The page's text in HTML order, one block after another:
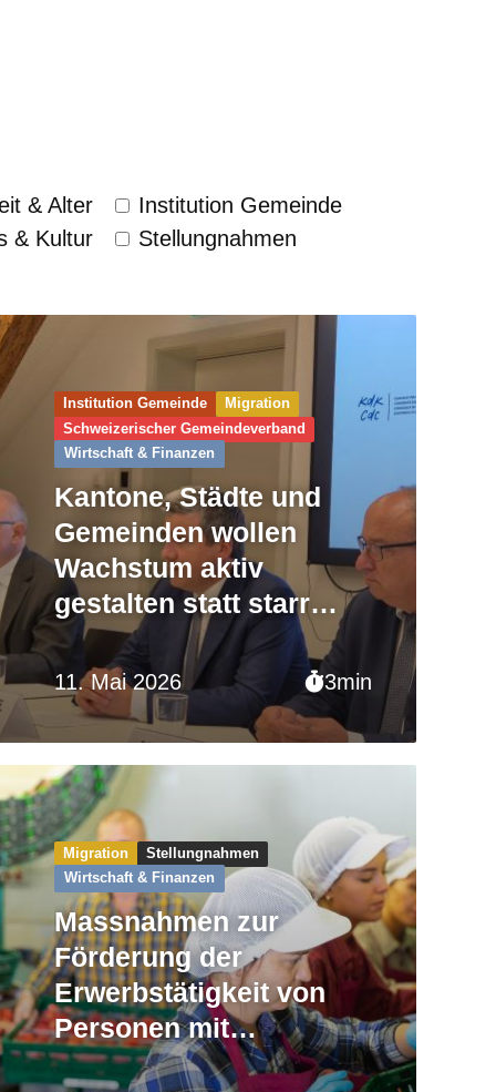
& Alter
Institution Gemeinde
& Kultur
Stellungnahmen
11. Mai 2026 3min
Institution Gemeinde
Migration
Schweizerischer Gemeinde­verband
Wirtschaft & Finanzen
Kantone, Städte und
Gemeinden wollen
Wachstum aktiv
gestalten statt starr
begrenzen
Migration
Stellungnahmen
Wirtschaft & Finanzen
Massnahmen zur
Förderung der
Erwerbstätigkeit von
Personen mit
Schutzstatus S